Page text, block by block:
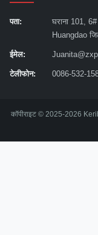
पता:
घराना 101,
Huangdao
ईमेल:
टेलीफोन: 0086-532-
कॉपीराइट © 2025-2026